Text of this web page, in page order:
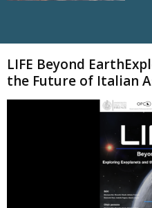
LIFE Beyond
the Future of Italian